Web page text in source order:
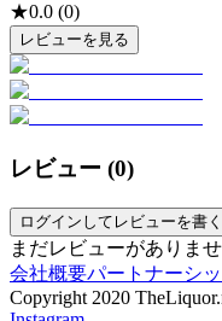
★0.0 (0)
レビューを見る
レビュー (0)
ログインしてレビューを書く
まだレビューがありま
会社概要パートナーシ
Copyright 2020